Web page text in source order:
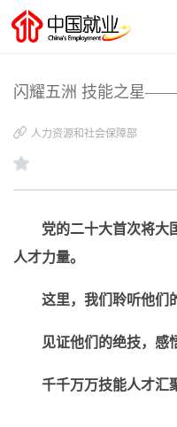
闪耀五洲 技能之星——
人力资源和社会保障部
党的二十大首次将大
人才力量。
这里，我们聆听他们
见证他们的绝技，感
千千万万技能人才汇